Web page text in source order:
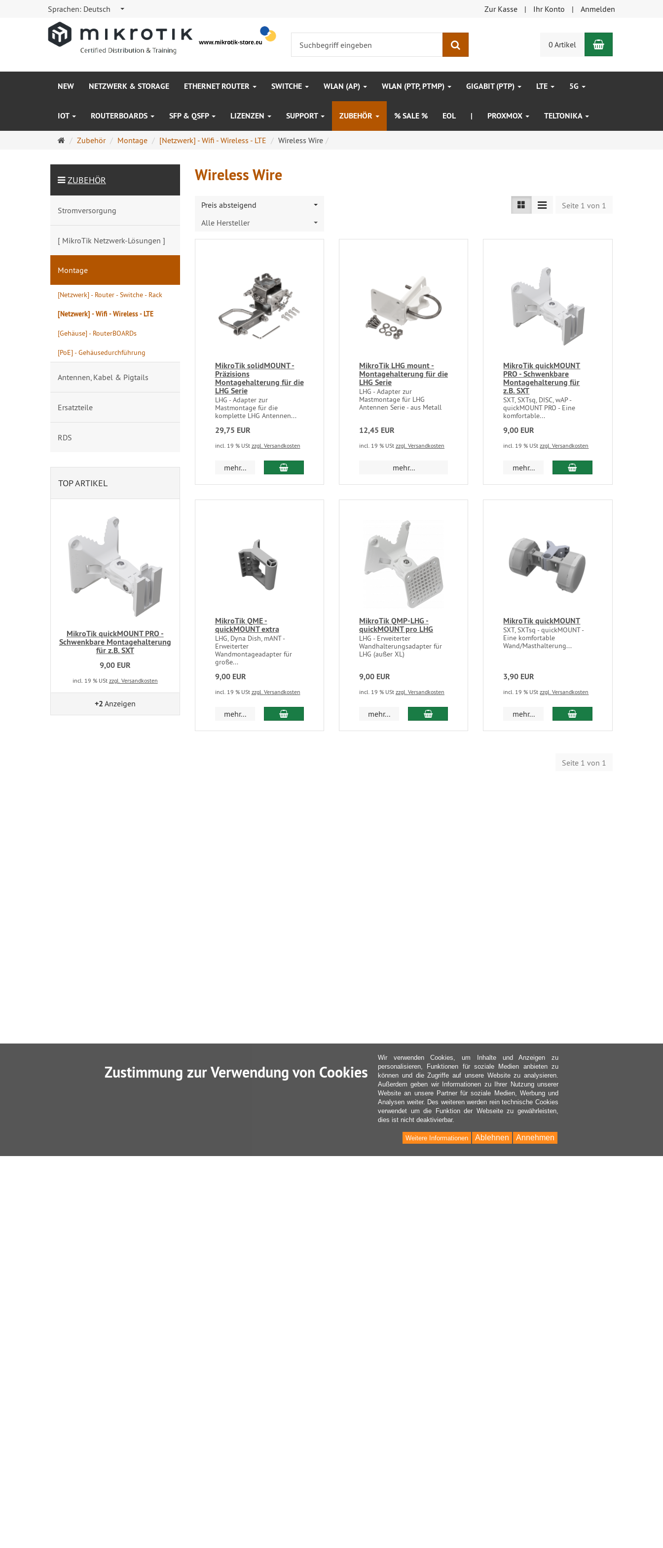
Sprachen: Deutsch Zur Kasse Ihr Konto Anmelden
0 Artikel Warenkorb
NEW NETZWERK & STORAGE ETHERNET ROUTER SWITCHE WLAN (AP) WLAN (PTP, PTMP) GIGABIT (PTP) LTE 5G
IOT ROUTERBOARDS SFP & QSFP LIZENZEN SUPPORT ZUBEHÖR % SALE % EOL | PROXMOX TELTONIKA
Startseite
Zubehör Montage [Netzwerk] - Wifi - Wireless - LTE Wireless Wire
Wireless Wire
Preis absteigend
Alle Hersteller
Seite 1 von 1
MikroTik solidMOUNT -
Präzisions
Montagehalterung für die
LHG Serie
LHG - Adapter zur
Mastmontage für die
komplette LHG Antennen...
29,75 EUR
incl. 19 % USt zzgl. Versandkosten
mehr...
MikroTik LHG mount -
Montagehalterung für die
LHG Serie
LHG - Adapter zur
Mastmontage für LHG
Antennen Serie - aus Metall
12,45 EUR
incl. 19 % USt zzgl. Versandkosten
mehr...
MikroTik quickMOUNT
PRO - Schwenkbare
Montagehalterung für
z.B. SXT
SXT, SXTsq, DISC, wAP -
quickMOUNT PRO - Eine
komfortable...
9,00 EUR
incl. 19 % UStzzgl. Versandkosten
mehr...
MikroTik QME -
quickMOUNT extra
LHG, Dyna Dish, mANT -
Erweiterter
Wandmontageadapter für
große...
9,00 EUR
incl. 19 % USt zzgl. Versandkosten
mehr...
MikroTik QMP-LHG -
quickMOUNT pro LHG
LHG - Erweiterter
Wandhalterungsadapter für
LHG (außer XL)
9,00 EUR
incl. 19 % USt zzgl. Versandkosten
mehr...
MikroTik quickMOUNT
SXT, SXTsq - quickMOUNT -
Eine komfortable
Wand/Masthalterung...
3,90 EUR
incl. 19 % UStzzgl. Versandkosten
mehr...
Seite 1 von 1
ZUBEHÖR
Stromversorgung
[ MikroTik Netzwerk-Lösungen ]
Montage
[Netzwerk] - Router - Switche - Rack
[Netzwerk] - Wifi - Wireless - LTE
[Gehäuse] - RouterBOARDs
[PoE] - Gehäusedurchführung
Antennen, Kabel & Pigtails
Ersatzteile
RDS
TOP ARTIKEL
MikroTik quickMOUNT PRO -
Schwenkbare Montagehalterung
für z.B. SXT
9,00 EUR
incl. 19 % USt zzgl. Versandkosten
+2 Anzeigen
Zustimmung zur Verwendung von Cookies
Wir verwenden Cookies, um Inhalte und Anzeigen zu
personalisieren, Funktionen für soziale Medien anbieten zu
können und die Zugriffe auf unsere Website zu analysieren.
Außerdem geben wir Informationen zu Ihrer Nutzung unserer
Website an unsere Partner für soziale Medien, Werbung und
Analysen weiter. Des weiteren werden rein technische Cookies
verwendet um die Funktion der Webseite zu gewährleisten,
dies ist nicht deaktivierbar.
Annehmen
Ablehnen
Weitere Informationen